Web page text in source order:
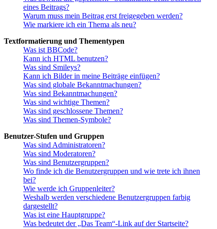
eines Beitrags?
Warum muss mein Beitrag erst freigegeben werden?
Wie markiere ich ein Thema als neu?
Textformatierung und Thementypen
Was ist BBCode?
Kann ich HTML benutzen?
Was sind Smileys?
Kann ich Bilder in meine Beiträge einfügen?
Was sind globale Bekanntmachungen?
Was sind Bekanntmachungen?
Was sind wichtige Themen?
Was sind geschlossene Themen?
Was sind Themen-Symbole?
Benutzer-Stufen und Gruppen
Was sind Administratoren?
Was sind Moderatoren?
Was sind Benutzergruppen?
Wo finde ich die Benutzergruppen und wie trete ich ihnen
bei?
Wie werde ich Gruppenleiter?
Weshalb werden verschiedene Benutzergruppen farbig
dargestellt?
Was ist eine Hauptgruppe?
Was bedeutet der „Das Team“-Link auf der Startseite?